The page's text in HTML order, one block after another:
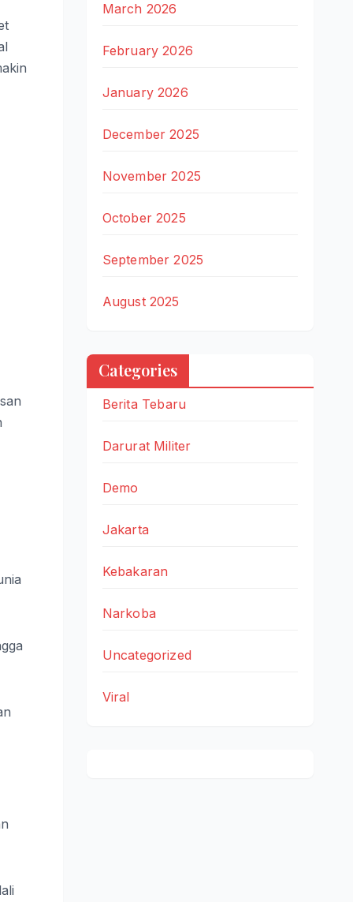
March 2026
February 2026
January 2026
December 2025
November 2025
October 2025
September 2025
August 2025
Categories
Berita Tebaru
Darurat Militer
Demo
Jakarta
Kebakaran
Narkoba
Uncategorized
Viral